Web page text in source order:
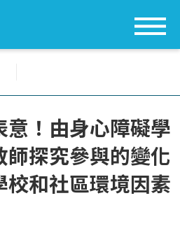
！由身心障礙學
探究參與的變化
和社區環境因素